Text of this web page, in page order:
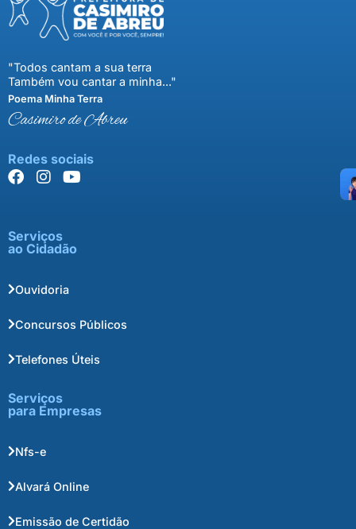
"Todos cantam a sua terra
Também vou cantar a minha..."
Poema Minha Terra
Casimiro de Abreu
Redes sociais
Serviços
ao Cidadão
Ouvidoria
Concursos Públicos
Telefones Úteis
Serviços
para Empresas
Nfs-e
Alvará Online
Emissão de Certidão